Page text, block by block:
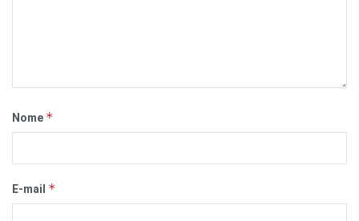
Nome *
E-mail *